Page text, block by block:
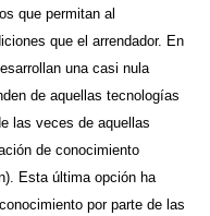
que permitan al
que el arrendador. En
una casi nula
de aquellas tecnologías
las veces de aquellas
de conocimiento
Esta última opción ha
por parte de las